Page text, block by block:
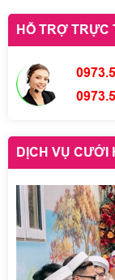
HỖ TRỢ TRỰC
DỊCH VỤ CƯỚI